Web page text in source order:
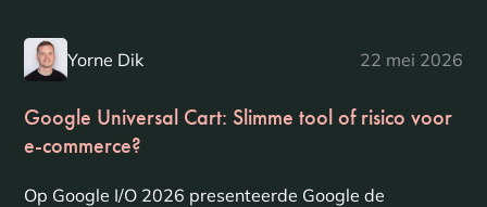
Yorne Dik 22 mei 2026
Google Universal Cart: Slimme tool of risico voor
e-commerce?
Op Google I/O 2026 presenteerde Google de